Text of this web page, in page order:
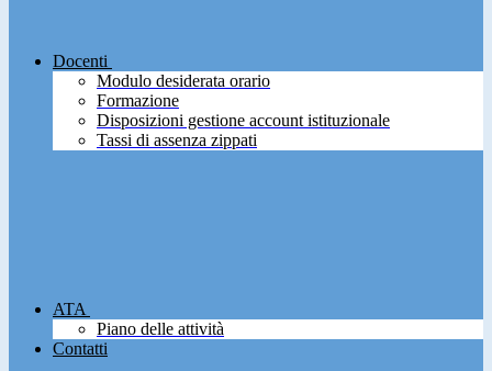
Docenti
Modulo desiderata orario
Formazione
Disposizioni gestione account istituzionale
Tassi di assenza zippati
ATA
Piano delle attività
Contatti